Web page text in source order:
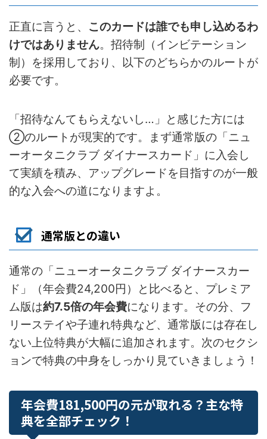
正直に言うと、 このカードは誰でも申し込めるわ
けではありません。招待制（インビテーション
制）を採用しており、以下のどちらかのルートが
必要です。
「招待なんてもらえないし…」と感じた方には
②のルートが現実的です。まず通常版の「ニュ
ーオータニクラブ ダイナースカード」に入会し
て実績を積み、アップグレードを目指すのが一般
的な入会への道になりますよ。
通常版との違い
通常の「ニューオータニクラブ ダイナースカー
ド」（年会費24,200円）と比べると、プレミア
ム版は約7.5倍の年会費になります。その分、フ
リーステイや子連れ特典など、通常版には存在し
ない上位特典が大幅に追加されます。次のセクシ
ョンで特典の中身をしっかり見ていきましょう！
年会費181,500円の元が取れる？主な特
典を全部チェック！